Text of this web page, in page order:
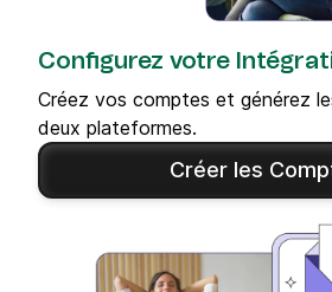
Configurez votre
Créez vos comptes et générez
deux plateformes.
Créer les